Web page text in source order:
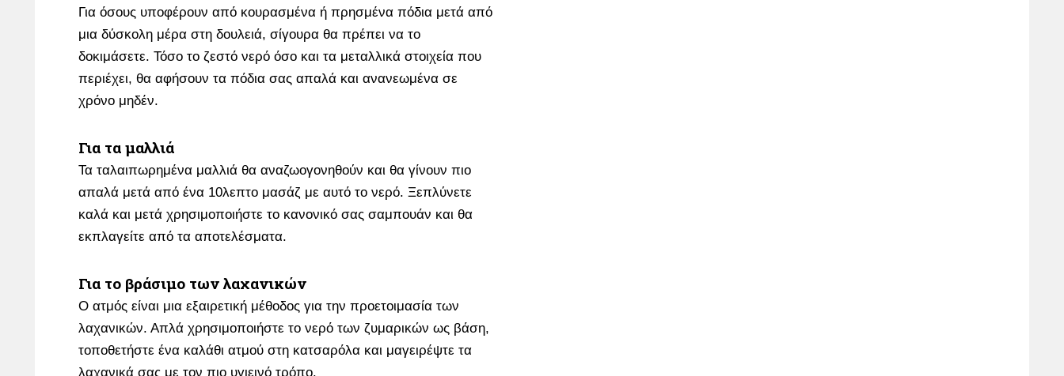
Για όσους υποφέρουν από κουρασμένα ή πρησμένα πόδια μετά από
μια δύσκολη μέρα στη δουλειά, σίγουρα θα πρέπει να το
δοκιμάσετε. Τόσο το ζεστό νερό όσο και τα μεταλλικά στοιχεία που
περιέχει, θα αφήσουν τα πόδια σας απαλά και ανανεωμένα σε
χρόνο μηδέν.
Για τα μαλλιά
Τα ταλαιπωρημένα μαλλιά θα αναζωογονηθούν και θα γίνουν πιο
απαλά μετά από ένα 10λεπτο μασάζ με αυτό το νερό. Ξεπλύνετε
καλά και μετά χρησιμοποιήστε το κανονικό σας σαμπουάν και θα
εκπλαγείτε από τα αποτελέσματα.
Για το βράσιμο των λαχανικών
Ο ατμός είναι μια εξαιρετική μέθοδος για την προετοιμασία των
λαχανικών. Απλά χρησιμοποιήστε το νερό των ζυμαρικών ως βάση,
τοποθετήστε ένα καλάθι ατμού στη κατσαρόλα και μαγειρέψτε τα
λαχανικά σας με τον πιο υγιεινό τρόπο.